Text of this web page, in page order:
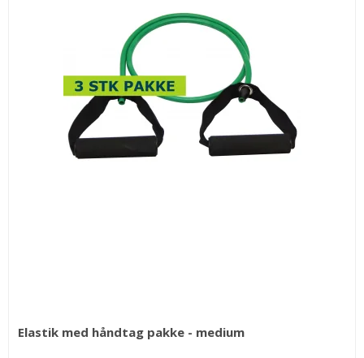
Elastik med håndtag pakke - medium